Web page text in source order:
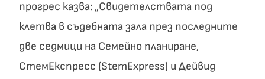
прогрес казва: „Свидетелствата под
клетва в съдебната зала през последните
две седмици на Семейно планиране,
СтемЕкспресс (StemExpress) и Дейвид